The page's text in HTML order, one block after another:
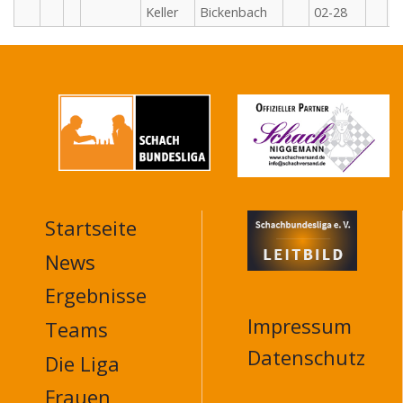
Keller
Bickenbach
02-28
MAIN
NAVIGATION
FOOTER
Startseite
News
Ergebnisse
Teams
Die Liga
Frauen
Impressum
Datenschutz